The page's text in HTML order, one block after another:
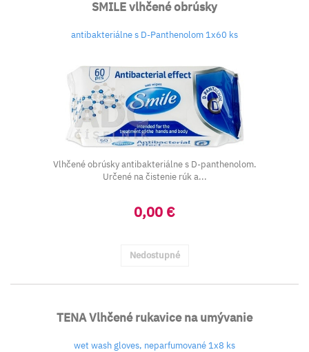
SMILE vlhčené obrúsky
antibakteriálne s D-Panthenolom 1x60 ks
Vlhčené obrúsky antibakteriálne s D-panthenolom.
Určené na čistenie rúk a...
0,00 €
Nedostupné
TENA Vlhčené rukavice na umývanie
wet wash gloves, neparfumované 1x8 ks